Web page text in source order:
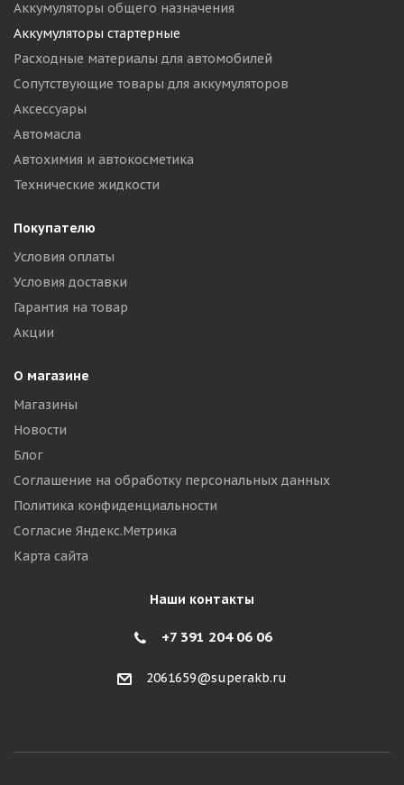
Аккумуляторы общего назначения
Аккумуляторы стартерные
Расходные материалы для автомобилей
Сопутствующие товары для аккумуляторов
Аксессуары
Автомасла
Автохимия и автокосметика
Технические жидкости
Покупателю
Условия оплаты
Условия доставки
Гарантия на товар
Акции
О магазине
Магазины
Новости
Блог
Соглашение на обработку персональных данных
Политика конфиденциальности
Согласие Яндекс.Метрика
Карта сайта
Наши контакты
+7 391 204 06 06
2061659@superakb.ru